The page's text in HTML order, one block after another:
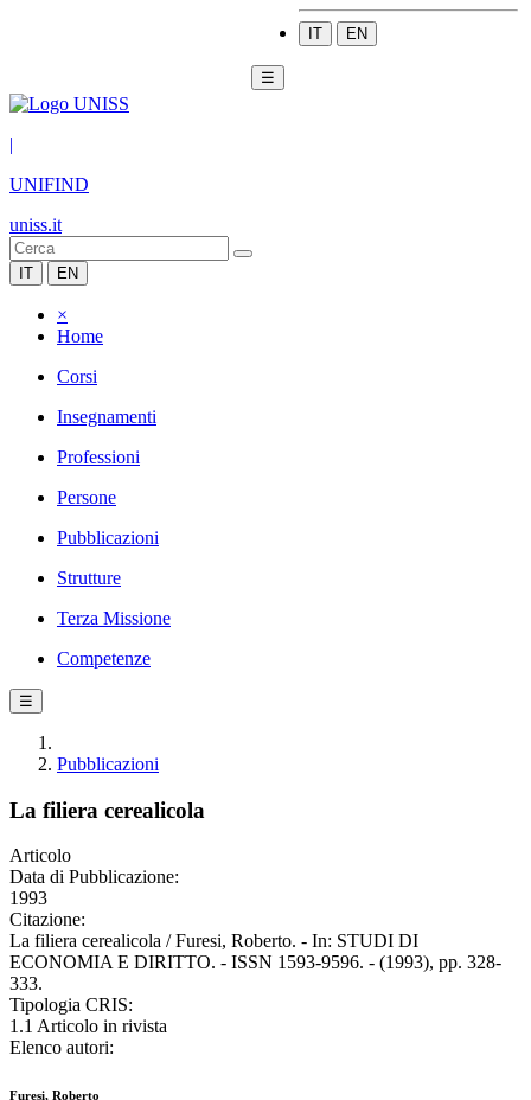
IT EN
☰
|
UNIFIND
uniss.it
IT EN
×
Home
Corsi
Insegnamenti
Professioni
Persone
Pubblicazioni
Strutture
Terza Missione
Competenze
☰
Pubblicazioni
La filiera cerealicola
Articolo
Data di Pubblicazione:
1993
Citazione:
La filiera cerealicola / Furesi, Roberto. - In: STUDI DI
ECONOMIA E DIRITTO. - ISSN 1593-9596. - (1993), pp. 328-
333.
Tipologia CRIS:
1.1 Articolo in rivista
Elenco autori:
Furesi, Roberto